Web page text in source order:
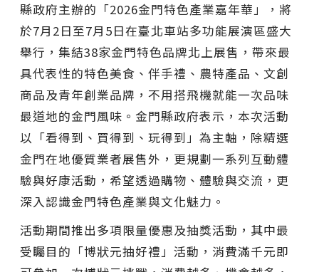
縣政府主辦的「2026金門特色產業嘉年華」，將
於7月2日至7月5日在臺北車站多功能展演區盛大
舉行，集結38家金門特色品牌北上展售，帶來最
具代表性的特色美食、伴手禮、農特產品、文創
商品及青年創業品牌，不用搭飛機就能一次品味
最道地的金門風味。金門縣政府表示，本次活動
以「看得到、買得到、玩得到」為主軸，除精選
金門在地優質業者展售外，更規劃一系列互動體
驗與好康活動，希望透過購物、體驗與交流，更
深入認識金門特色產業與文化魅力。
活動期間推出多項限量優惠及抽獎活動，其中最
受矚目的「博狀元抽好禮」活動，消費滿千元即